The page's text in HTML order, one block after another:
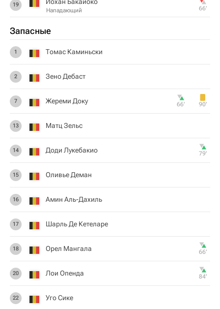
19
Нападающий 66‎’‎
Запасные
1 Томас Каминьски
2 Зено Дебаст
7 Жереми Доку 66‎’‎ 90‎’‎
13 Матц Зельс
14 Доди Лукебакио 79‎’‎
15 Оливье Деман
16 Амин Аль-Дахиль
17 Шарль Де Кетеларе
18 Орел Мангала 66‎’‎
20 Лои Опенда 84‎’‎
22 Уго Сике